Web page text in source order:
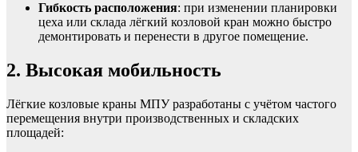
Гибкость расположения: при изменении планировки
цеха или склада лёгкий козловой кран можно быстро
демонтировать и перенести в другое помещение.
2. Высокая мобильность
Лёгкие козловые краны МПУ разработаны с учётом частого
перемещения внутри производственных и складских
площадей: